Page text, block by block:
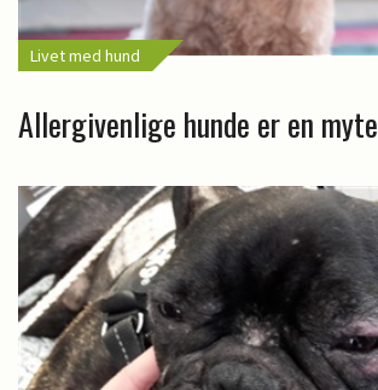
Livet med hund
Allergivenlige hunde er en myte